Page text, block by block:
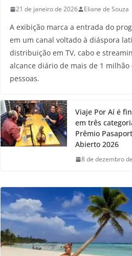
21 de janeiro de 2026 Eliane de Souza
A exibição marca a entrada do
em um canal voltado à diáspora
distribuição em TV, cabo e
alcance diário de mais de 1 milhão
pessoas.
Viaje Por Aí é
em três
Prêmio
Abierto 2026
8 de dezembro